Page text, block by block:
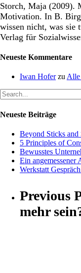
Storch, Maja (2009).
Motivation. In B.
wissen nicht, was sie
Verlag für
Neueste Kommentare
Iwan HoferzuAlle
Neueste Beiträge
Beyond Sticks and
5 Principles of
Bewusstes
Ein angemessener
Werkstatt
Previous
mehr